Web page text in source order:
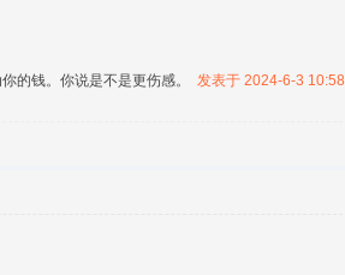
的钱。你说是不是更伤感。 发表于 2024-6-3 10:58